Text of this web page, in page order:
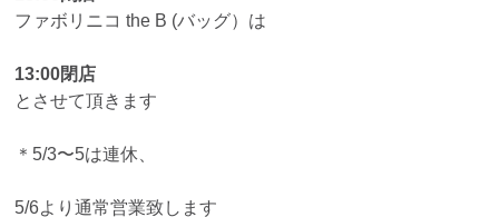
ファボリニコ the B (バッグ）は
13:00閉店
とさせて頂きます
＊5/3〜5は連休、
5/6より通常営業致します